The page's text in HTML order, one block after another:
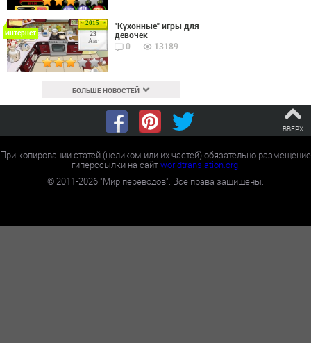
2015
23
Авг
Интернет
"Кухонные" игры для
девочек
0
13189
БОЛЬШЕ НОВОСТЕЙ
ВВЕРХ
При копировании статей (целиком или их частей) обязательно размещение
гиперссылки на сайтworldtranslation.org.
©2011-2026 "Мир переводов". Все права защищены.